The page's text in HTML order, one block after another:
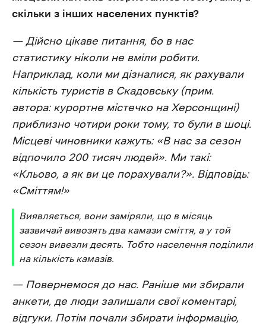
скільки з інших населених пунктів?
— Дійсно цікаве питання, бо в нас
статистику ніколи не вміли робити.
Наприклад, коли ми дізналися, як рахували
кількість туристів в Скадовську (прим.
автора: курортне містечко на Херсонщині)
приблизно чотири роки тому, то були в шоці.
Місцеві чиновники кажуть: «В нас за сезон
відпочило 200 тисяч людей». Ми такі:
«Кльово, а як ви це порахували?». Відповідь:
«Сміттям!»
Виявляється, вони заміряли, що в місяць
зазвичай вивозять два камази сміття, а у той
сезон вивезли десять. Тобто населення поділили
на кількість камазів.
— Повернемося до нас. Раніше ми збирали
анкети, де люди залишали свої коментарі,
відгуки. Потім почали збирати інформацію,